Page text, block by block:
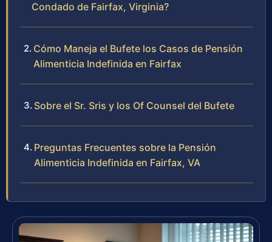
Condado de Fairfax, Virginia?
Cómo Maneja el Bufete los Casos de Pensión
Alimenticia Indefinida en Fairfax
Sobre el Sr. Sris y los Of Counsel del Bufete
Preguntas Frecuentes sobre la Pensión
Alimenticia Indefinida en Fairfax, VA